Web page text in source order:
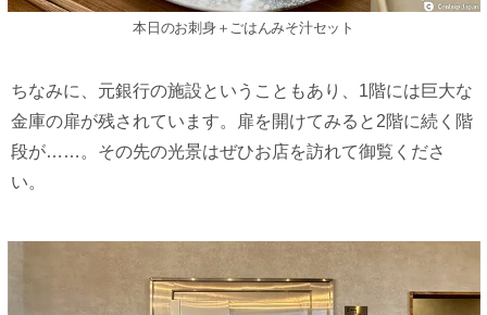
本日のお刺身＋ごはんみそ汁セット
ちなみに、元銀行の施設ということもあり、1階には巨大な
金庫の扉が残されています。扉を開けてみると2階に続く階
段が……。その先の光景はぜひお店を訪れて御覧くださ
い。